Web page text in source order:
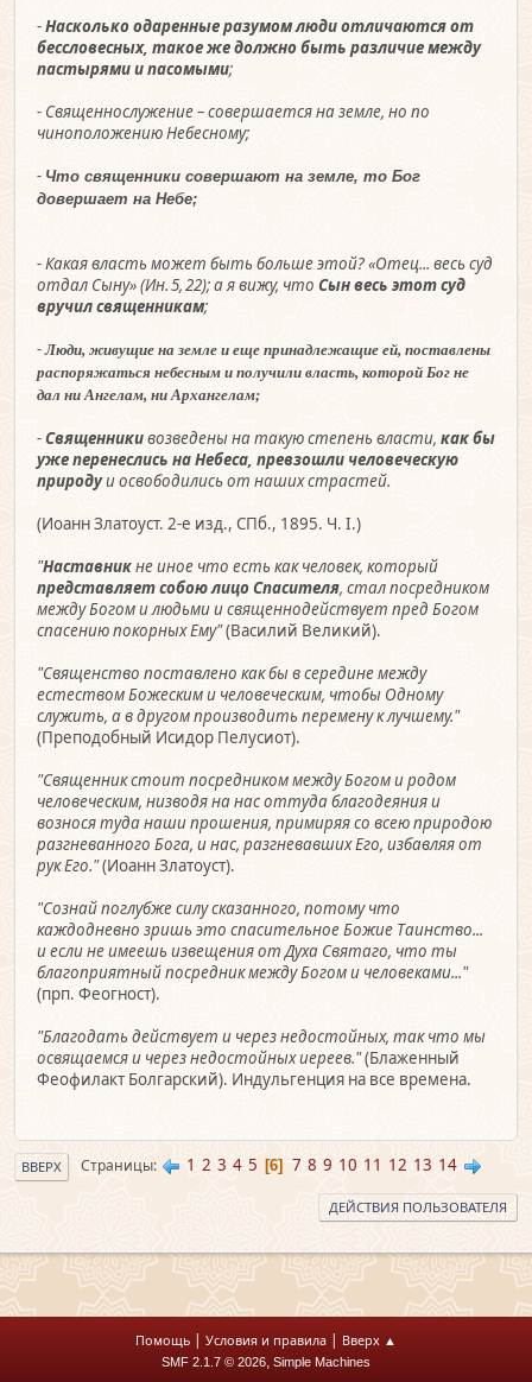
-Насколько одаренные разумом люди отличаются от
бессловесных, такое же должно быть различие между
пастырями и пасомыми;
- Священнослужение – совершается на земле, но по
чиноположению Небесному;
- Что священники совершают на земле, то Бог
довершает на Небе;
- Какая власть может быть больше этой? «Отец... весь суд
отдал Сыну» (Ин. 5, 22); а я вижу, что Сын весь этот суд
вручил священникам;
-Люди, живущие на земле и еще принадлежащие ей, поставлены
распоряжаться небесным и получили власть, которой Бог не
дал ни Ангелам, ни Архангелам;
-Священникивозведены на такую степень власти, как бы
уже перенеслись на Небеса, превзошли человеческую
природуи освободились от наших страстей.
(Иоанн Златоуст. 2-е изд., СПб., 1895. Ч. I.)
"Наставникне иное что есть как человек, который
представляет собою лицо Спасителя, стал посредником
между Богом и людьми и священнодействует пред Богом
спасению покорных Ему"(Василий Великий).
"Священство поставлено как бы в середине между
естеством Божеским и человеческим, чтобы Одному
служить, а в другом производить перемену к лучшему."
(Преподобный Исидор Пелусиот).
"Священник стоит посредником между Богом и родом
человеческим, низводя на нас оттуда благодеяния и
вознося туда наши прошения, примиряя со всею природою
разгневанного Бога, и нас, разгневавших Его, избавляя от
рук Его."(Иоанн Златоуст).
"Сознай поглубже силу сказанного, потому что
каждодневно зришь это спасительное Божие Таинство...
и если не имеешь извещения от Духа Святаго, что ты
благоприятный посредник между Богом и человеками..."
(прп. Феогност).
"Благодать действует и через недостойных, так что мы
освящаемся и через недостойных иереев."(Блаженный
Феофилакт Болгарский). Индульгенция на все времена.
ВВЕРХ Страницы 1 2 3 4 5 6 7 8 9 10 11 12 13 14
ДЕЙСТВИЯ ПОЛЬЗОВАТЕЛЯ
Помощь | Условия и правила | Вверх ▲
SMF 2.1.7 © 2026, Simple Machines